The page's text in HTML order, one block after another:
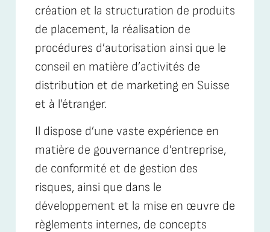
création et la structuration de produits
de placement, la réalisation de
procédures d’autorisation ainsi que le
conseil en matière d’activités de
distribution et de marketing en Suisse
et à l’étranger.
Il dispose d’une vaste expérience en
matière de gouvernance d’entreprise,
de conformité et de gestion des
risques, ainsi que dans le
développement et la mise en œuvre de
règlements internes, de concepts